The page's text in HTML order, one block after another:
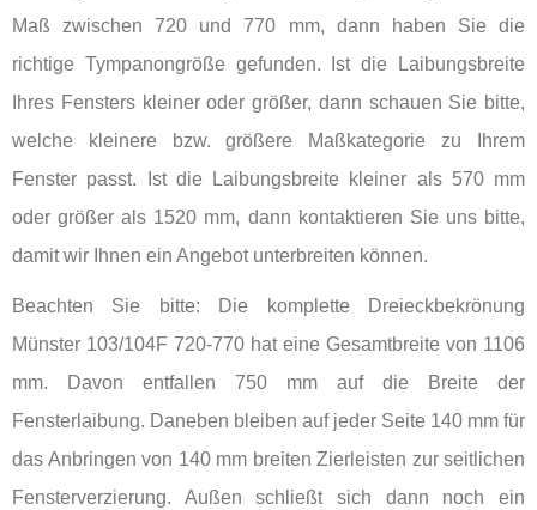
Maß zwischen 720 und 770 mm, dann haben Sie die
richtige Tympanongröße gefunden. Ist die Laibungsbreite
Ihres Fensters kleiner oder größer, dann schauen Sie bitte,
welche kleinere bzw. größere Maßkategorie zu Ihrem
Fenster passt. Ist die Laibungsbreite kleiner als 570 mm
oder größer als 1520 mm, dann kontaktieren Sie uns bitte,
damit wir Ihnen ein Angebot unterbreiten können.
Beachten Sie bitte: Die komplette Dreieckbekrönung
Münster 103/104F 720-770 hat eine Gesamtbreite von 1106
mm. Davon entfallen 750 mm auf die Breite der
Fensterlaibung. Daneben bleiben auf jeder Seite 140 mm für
das Anbringen von 140 mm breiten Zierleisten zur seitlichen
Fensterverzierung. Außen schließt sich dann noch ein